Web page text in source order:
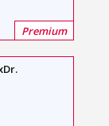
Premium